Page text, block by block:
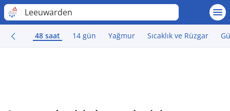
Leeuwarden
48 saat 14 gün Yağmur Sıcaklık ve Rüzgar